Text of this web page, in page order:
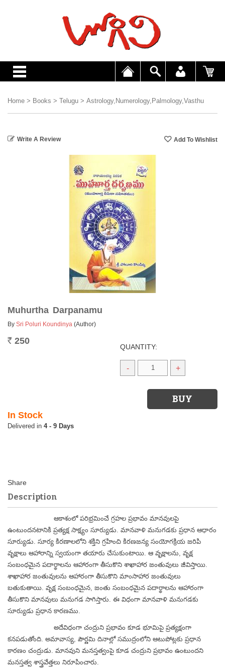
Home > Books > Telugu > Astrology,Numerology,Palmology,Vasthu
Write A Review
Muhurtha Darpanamu
By Sri Poluri Koundinya (Author)
Rs. 250
QUANTITY:
- +
In Stock
4 - 9 Days
Description
ఆకాశంలో పరిభ్రమించే గ్రహల ప్రభావం మానవులపై
ఉంటుందనటానికి ప్రత్యక్ష సాక్ష్యం సూర్యుడు. మానవాళి మనుగడకు ప్రధాన ఆధారం
సూర్యుడు. సూర్య కిరణాలలోని శక్తిని గ్రహించి కిరణజన్య సంయోగక్రియ జరిపి
వృక్షాలు ఆహారాన్ని స్వయంగా తయారు చేసుకుంటాయి. ఆ వృక్షాలను, వృక్ష
సంబంధమైన పదార్థాలను ఆహారంగా తీసుకొని శాఖాహార జంతువులు జీవిస్తాయి.
శాఖాహార జంతువులను ఆహారంగా తీసుకొని మాంసాహార జంతువులు
బతుకుతాయి. వృక్ష సంబంధమైన, జంతు సంబంధమైన పదార్థాలను ఆహారంగా
తీసుకొని మానవులు మనుగడ సాగిస్తారు. ఈ విధంగా మానవాళి మనుగడకు
సూర్యుడు ప్రధాన కారణము.
అదేవిధంగా చంద్రుని ప్రభావం కూడ భూమిపై ప్రత్యక్షంగా
కనపడుతోంది. అమావాస్య, పౌర్ణమి దినాల్లో సముద్రంలోని ఆటుపోట్లకు ప్రధాన
కారణం చంద్రుడు. మానవుని మనస్తత్వంపై కూడ చంద్రుని ప్రభావం ఉంటుందని
మనస్తత్వ శాస్త్రవేత్తలు నిరూపించారు.